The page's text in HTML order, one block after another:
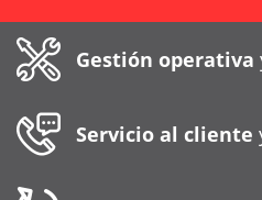
Gestión operativa
Servicio al cliente